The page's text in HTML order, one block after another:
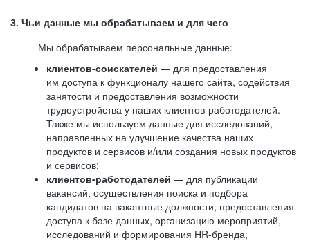
3. Чьи данные мы обрабатываем и для чего
Мы обрабатываем персональные данные:
клиентов-соискателей — для предоставления
им доступа к функционалу нашего сайта, содействия
занятости и предоставления возможности
трудоустройства у наших клиентов-работодателей.
Также мы используем данные для исследований,
направленных на улучшение качества наших
продуктов и сервисов и/или создания новых продуктов
и сервисов;
клиентов-работодателей — для публикации
вакансий, осуществления поиска и подбора
кандидатов на вакантные должности, предоставления
доступа к базе данных, организацию мероприятий,
исследований и формирования HR-бренда;